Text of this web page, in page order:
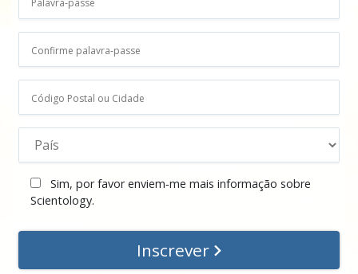
Sim, por favor enviem‑me mais informação sobre
Scientology.
Inscrever